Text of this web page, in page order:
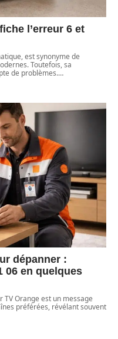
l’erreur 6 et
est synonyme de
Toutefois, sa
de problèmes.…
dépanner :
06 en quelques
Orange est un message
préférées, révélant souvent